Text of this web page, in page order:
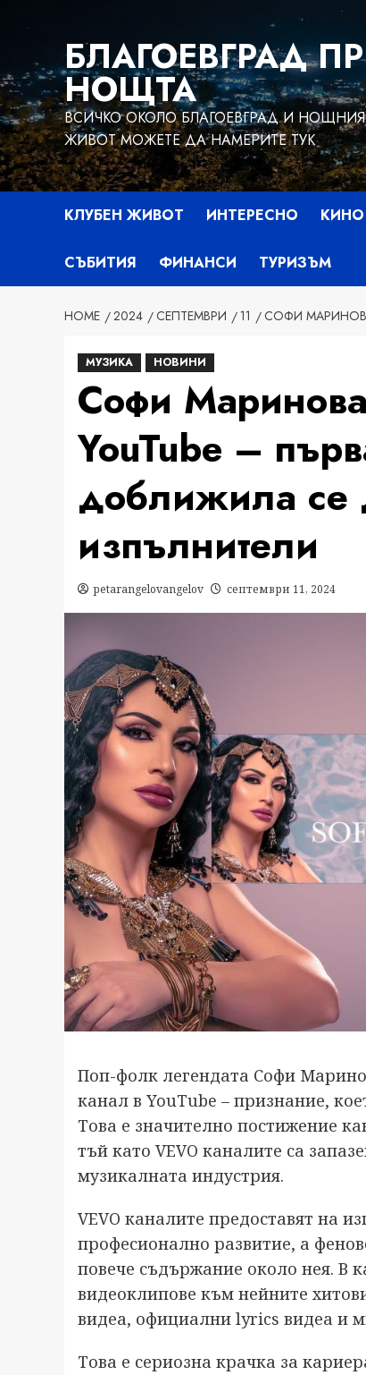
БЛАГОЕВГРАД
НОЩТА
ВСИЧКО ОКОЛО БЛАГОЕВГРАД И
ЖИВОТ МОЖЕТЕ ДА НАМЕРИТЕ ТУК
КЛУБЕН ЖИВОТ ИНТЕРЕСНО КИНО
СЪБИТИЯ ФИНАНСИ ТУРИЗЪМ
HOME 2024 СЕПТЕМВРИ 11 СОФИ
МУЗИКА НОВИНИ
Софи
YouTube –
доближила се
изпълнители
petarangelovangelov септември 11, 2024
Поп-фолк легендата Софи
канал в YouTube – признание,
Това е значително постижение
тъй като VEVO каналите са
музикалната индустрия.
VEVO каналите предоставят на
професионално развитие, а
повече съдържание около нея. В
видеоклипове към нейните
видеа, официални lyrics видеа и
Това е сериозна крачка за